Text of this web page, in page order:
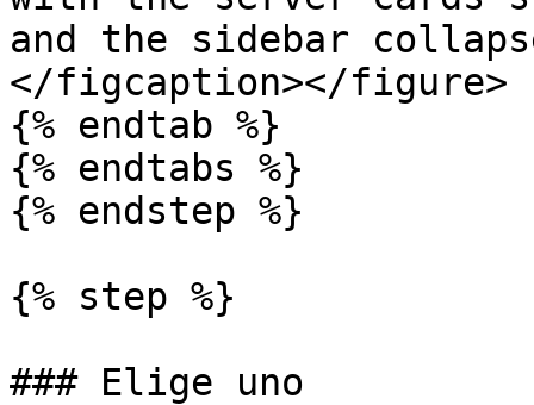
and the sidebar
</figcaption></figure>
{% endtab %}
{% endtabs %}
{% endstep %}
{% step %}
### Elige uno